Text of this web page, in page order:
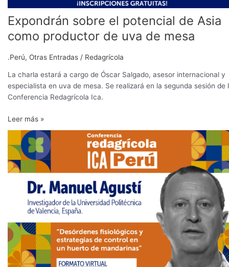
Expondrán sobre el potencial de Asia
como productor de uva de mesa
.Perú, Otras Entradas / Redagrícola
La charla estará a cargo de Óscar Salgado, asesor internacional y
especialista en uva de mesa. Se realizará en la segunda sesión de
Conferencia Redagrícola Ica.
Leer más »
Mandarinas:
expondrán
las
claves
reducción
la
alternancia
productiva